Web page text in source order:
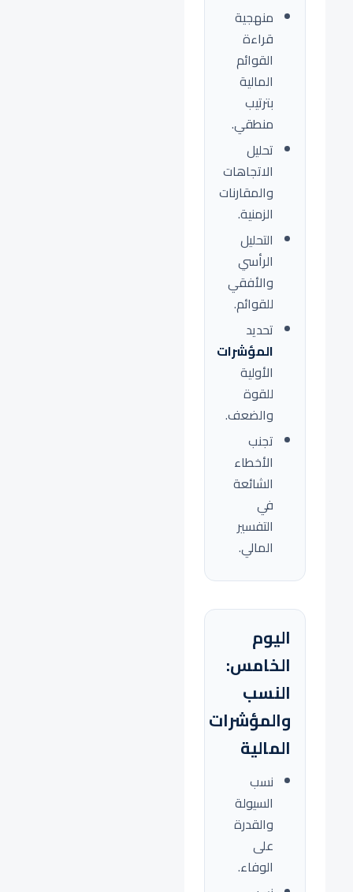
منهجية
قراءة
القوائم
المالية
بترتيب
منطقي.
تحليل
الاتجاهات
والمقارنات
الزمنية.
التحليل
الرأسي
والأفقي
للقوائم.
تحديد
المؤشرات
الأولية
للقوة
والضعف.
تجنب
الأخطاء
الشائعة
في
التفسير
المالي.
اليوم
الخامس:
النسب
والمؤشرات
المالية
نسب
السيولة
والقدرة
على
الوفاء.